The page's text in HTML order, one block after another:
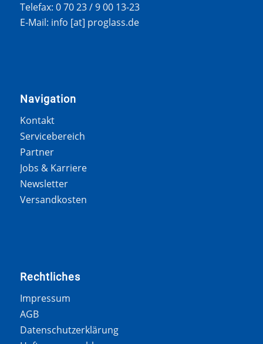
Telefax: 0 70 23 / 9 00 13-23
E-Mail: info [at] proglass.de
Navigation
Kontakt
Servicebereich
Partner
Jobs & Karriere
Newsletter
Versandkosten
Rechtliches
Impressum
AGB
Datenschutzerklärung